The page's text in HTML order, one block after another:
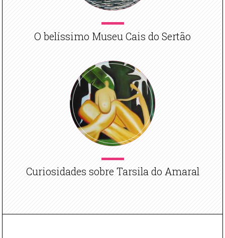
O belíssimo Museu Cais do Sertão
Curiosidades sobre Tarsila do Amaral